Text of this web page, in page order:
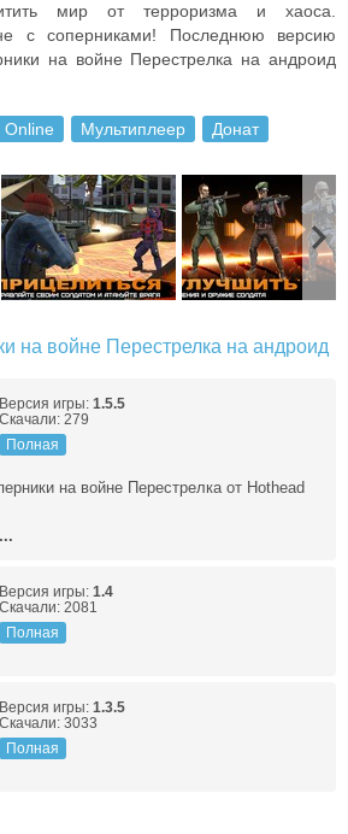
мир от терроризма и хаоса.
с соперниками! Последнюю версию
на войне Перестрелка на андроид
Online Мультиплеер Донат
на войне Перестрелка на андроид
Версия игры: 1.5.5
Скачали: 279
Полная
на войне Перестрелка от Hothead
Версия игры: 1.4
Скачали: 2081
Полная
Версия игры: 1.3.5
Скачали: 3033
Полная